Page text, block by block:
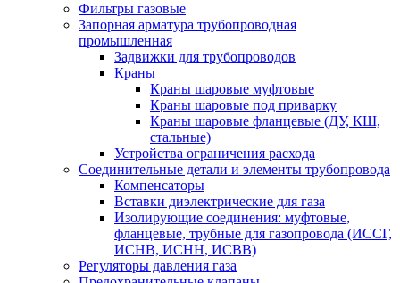
Фильтры газовые
Запорная арматура трубопроводная
промышленная
Задвижки для трубопроводов
Краны
Краны шаровые муфтовые
Краны шаровые под приварку
Краны шаровые фланцевые (ДУ, КШ,
стальные)
Устройства ограничения расхода
Соединительные детали и элементы трубопровода
Компенсаторы
Вставки диэлектрические для газа
Изолирующие соединения: муфтовые,
фланцевые, трубные для газопровода (ИССГ,
ИСНВ, ИСНН, ИСВВ)
Регуляторы давления газа